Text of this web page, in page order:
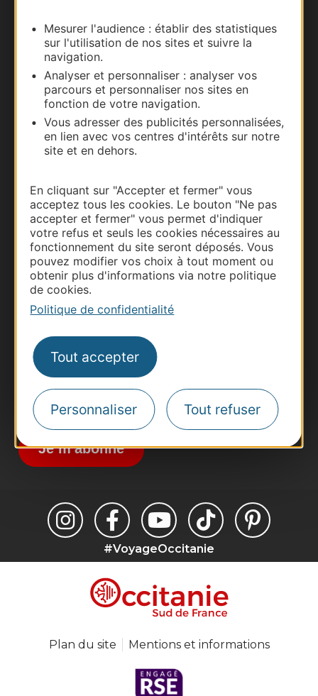
Mesurer l'audience : établir des statistiques
sur l'utilisation de nos sites et suivre la
navigation.
Analyser et personnaliser : analyser vos
parcours et personnaliser nos sites en
fonction de votre navigation.
Vous adresser des publicités personnalisées,
en lien avec vos centres d'intérêts sur notre
site et en dehors.
En cliquant sur "Accepter et fermer" vous
acceptez tous les cookies. Le bouton "Ne pas
accepter et fermer" vous permet d'indiquer
votre refus et seuls les cookies nécessaires au
fonctionnement du site seront déposés. Vous
pouvez modifier vos choix à tout moment ou
obtenir plus d'informations via notre politique
de cookies.
Politique de confidentialité
Tout accepter
Personnaliser Tout refuser
Nous contacter
Carte interactive
Documentation
Thermalisme
Business/Mice
Pros d'Occitanie
Voyagistes
Destination Sport
Inscrivez-vous à la lettre d'information
Destination Occitanie pour recevoir des
suggestions de séjours, de visites et de sorties.
Je m'abonne
#VoyageOccitanie
Plan du site Mentions et informations